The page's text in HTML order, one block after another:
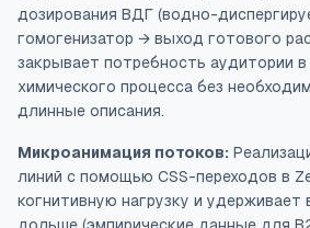
дозирования ВДГ (водно-
гомогенизатор → выход готового
закрывает потребность аудитории
химического процесса без
длинные описания.
Микроанимация потоков:
линий с помощью CSS-переходов в
когнитивную нагрузку и удерживает